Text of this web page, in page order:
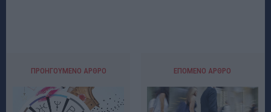
ΠΡΟΗΓΟΎΜΕΝΟ ΆΡΘΡΟ ΕΠΌΜΕΝΟ ΆΡΘΡΟ